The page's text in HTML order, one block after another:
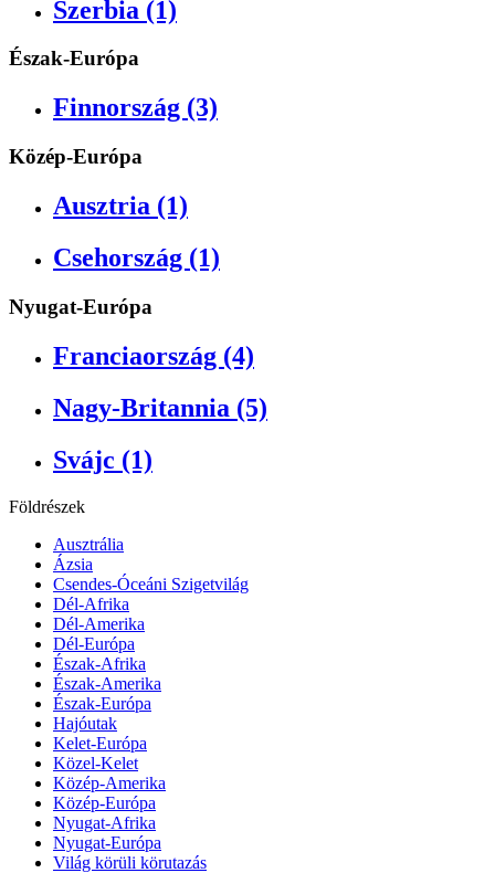
Szerbia (1)
Észak-Európa
Finnország (3)
Közép-Európa
Ausztria (1)
Csehország (1)
Nyugat-Európa
Franciaország (4)
Nagy-Britannia (5)
Svájc (1)
Földrészek
Ausztrália
Ázsia
Csendes-Óceáni Szigetvilág
Dél-Afrika
Dél-Amerika
Dél-Európa
Észak-Afrika
Észak-Amerika
Észak-Európa
Hajóutak
Kelet-Európa
Közel-Kelet
Közép-Amerika
Közép-Európa
Nyugat-Afrika
Nyugat-Európa
Világ körüli körutazás